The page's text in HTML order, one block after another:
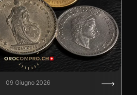
09 Giugno 2026